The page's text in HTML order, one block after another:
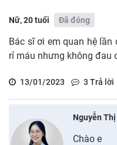
Nữ, 20 tuổi Đã đóng
Bác sĩ ơi em quan hệ
rỉ máu nhưng không đau
13/01/2023 3 Trả lời
Nguyễn
Chào e